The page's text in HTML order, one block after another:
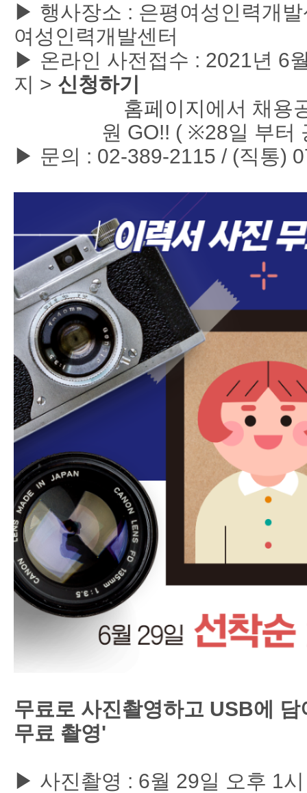
▶ 행사장소 : 은평여성인력개
여성인력개발센터
▶ 온라인 사전접수 : 2021년 6
지 > 신청하기
홈페이지에서 채용
원 GO!! ( ※28일 부터
▶ 문의 : 02-389-2115 / (직통)
무료로 사진촬영하고 USB에
무료 촬영'
▶ 사진촬영 : 6월 29일 오후 1